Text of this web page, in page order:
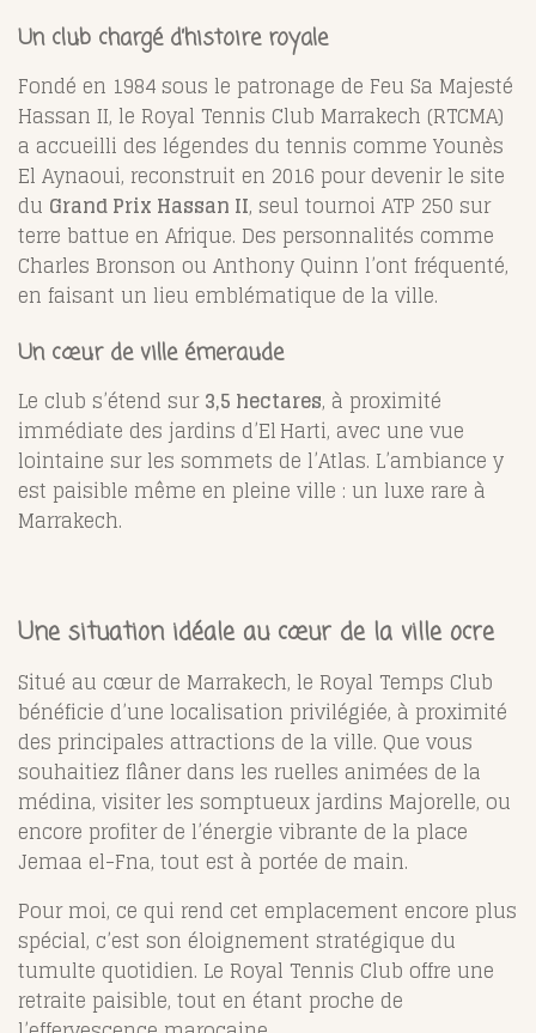
Un club chargé d’histoire royale
Fondé en 1984 sous le patronage de Feu Sa Majesté
Hassan II, le Royal Tennis Club Marrakech (RTCMA)
a accueilli des légendes du tennis comme Younès
El Aynaoui, reconstruit en 2016 pour devenir le site
du Grand Prix Hassan II, seul tournoi ATP 250 sur
terre battue en Afrique. Des personnalités comme
Charles Bronson ou Anthony Quinn l’ont fréquenté,
en faisant un lieu emblématique de la ville.
Un cœur de ville émeraude
Le club s’étend sur3,5 hectares, à proximité
immédiate des jardins d’El Harti, avec une vue
lointaine sur les sommets de l’Atlas. L’ambiance y
est paisible même en pleine ville : un luxe rare à
Marrakech.
Une situation idéale au cœur de la ville ocre
Situé au cœur de Marrakech, le Royal Temps Club
bénéficie d’une localisation privilégiée, à proximité
des principales attractions de la ville. Que vous
souhaitiez flâner dans les ruelles animées de la
médina, visiter les somptueux jardins Majorelle, ou
encore profiter de l’énergie vibrante de la place
Jemaa el-Fna, tout est à portée de main.
Pour moi, ce qui rend cet emplacement encore plus
spécial, c’est son éloignement stratégique du
tumulte quotidien. Le Royal Tennis Club offre une
retraite paisible, tout en étant proche de